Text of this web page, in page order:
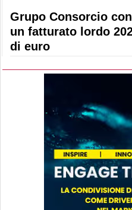
Grupo Consorcio
un fatturato lordo
di euro